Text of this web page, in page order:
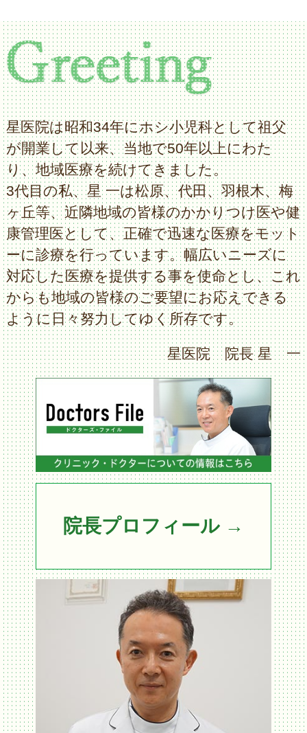
3日以内に一度でも37.4℃以上の発熱があった
場合は、指定のお時間でのご来院をお願いし
ております。
8時45分以降に必ず医院へ電話にて連絡下さ
い。
診療時間
午前：9時～13時（受付は12時50分まで）
午後：15時30分～18時30分（受付は18時20分
まで）
2024.07.19
ご来院の皆さまへ
院内でのマスク着用について
当院は基礎疾患を有する方、高齢者が多く来
院されますので、マスクの着用をお願いして
おります。
お忘れの方はマスク代１枚１０円を徴収いた
します。
ご理解ご協力のほどよろしくお願い申し上げ
ます。
2024.05.13
お知らせ
６月から処方箋のみの発行はできません。
診察室での対面診療が必要となりますので
時間に余裕をもってのご来院をお願い致しま
す。
2024.05.13
お知らせ
６月からの医療保険改定により
高血圧・糖尿病・脂質異常症の方は指導書の
同意・署名が
必要になりました。
2024.03.15
MRワクチンについて
MRワクチンの流通不足により、予約を制限し
ています。
在庫確保が困難になった場合、予約の受付を
停止する可能性がございます。
星医院は昭和34年にホシ小児科として祖父
が開業して以来、当地で50年以上にわた
り、地域医療を続けてきました。
3代目の私、星 一は松原、代田、羽根木、梅
ヶ丘等、近隣地域の皆様のかかりつけ医や健
康管理医として、正確で迅速な医療をモット
ーに診療を行っています。幅広いニーズに
対応した医療を提供する事を使命とし、これ
からも地域の皆様のご要望にお応えできる
ように日々努力してゆく所存です。
星医院 院長 星 一
院長プロフィール →